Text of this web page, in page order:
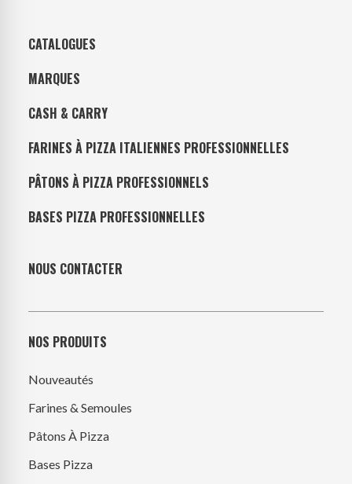
CATALOGUES
MARQUES
CASH & CARRY
FARINES À PIZZA ITALIENNES PROFESSIONNELLES
PÂTONS À PIZZA PROFESSIONNELS
BASES PIZZA PROFESSIONNELLES
NOUS CONTACTER
NOS PRODUITS
Nouveautés
Farines & Semoules
Pâtons À Pizza
Bases Pizza